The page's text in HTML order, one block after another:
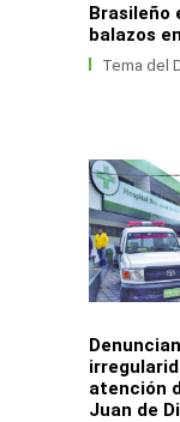
Brasileño
balazos
Tema del
atención
Juan de